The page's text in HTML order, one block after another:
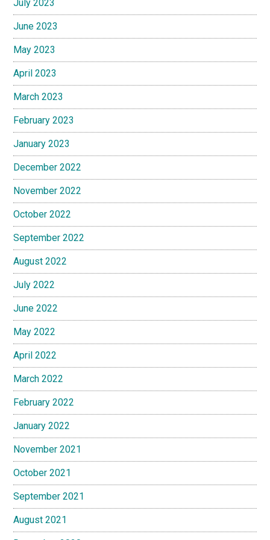
July 2023
June 2023
May 2023
April 2023
March 2023
February 2023
January 2023
December 2022
November 2022
October 2022
September 2022
August 2022
July 2022
June 2022
May 2022
April 2022
March 2022
February 2022
January 2022
November 2021
October 2021
September 2021
August 2021